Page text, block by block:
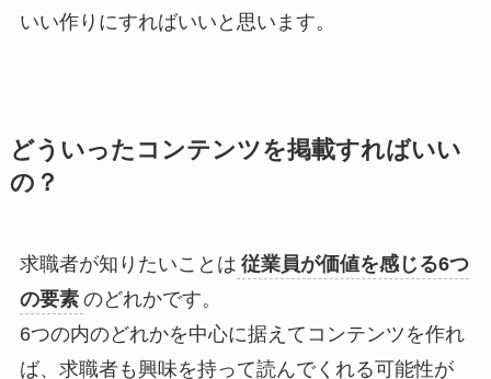
いい作りにすればいいと思います。
どういったコンテンツを掲載すればいい
の？
求職者が知りたいことは 従業員が価値を感じる6つ
の要素 のどれかです。
6つの内のどれかを中心に据えてコンテンツを作れ
ば、求職者も興味を持って読んでくれる可能性が